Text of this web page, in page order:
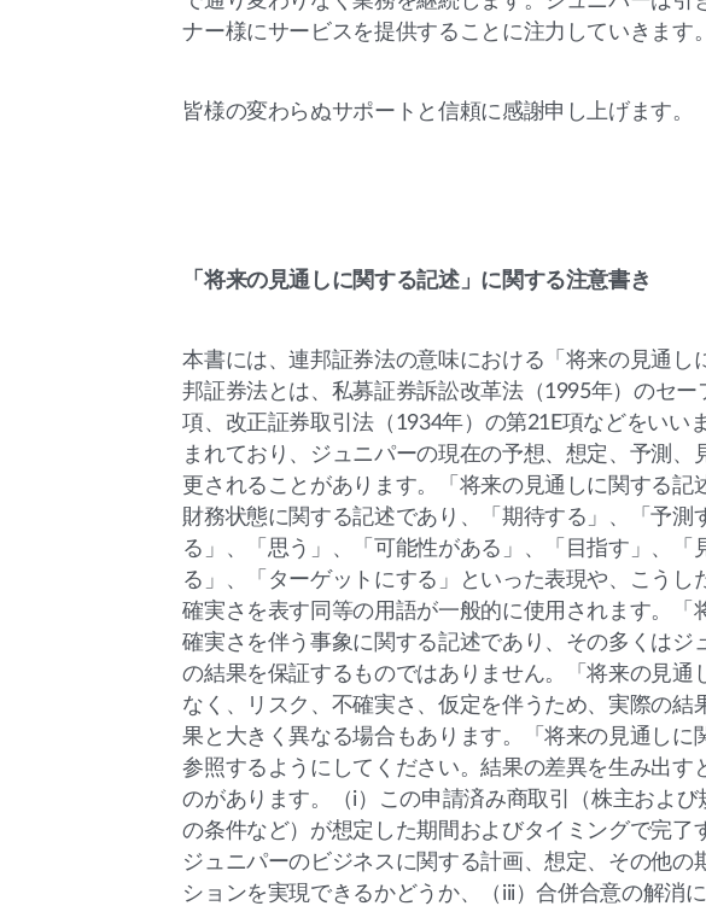
ナー様にサービスを提供することに注力していきます。
皆様の変わらぬサポートと信頼に感謝申し上げます。
「将来の見通しに関する記述」に関する注意書き
本書には、連邦証券法の意味における「将来の見通
邦証券法とは、私募証券訴訟改革法（1995年）のセ
項、改正証券取引法（1934年）の第21E項などをい
まれており、ジュニパーの現在の予想、想定、予測
更されることがあります。「将来の見通しに関する記
財務状態に関する記述であり、「期待する」、「予
る」、「思う」、「可能性がある」、「目指す」、
る」、「ターゲットにする」といった表現や、こう
確実さを表す同等の用語が一般的に使用されます。
確実さを伴う事象に関する記述であり、その多くは
の結果を保証するものではありません。「将来の見
なく、リスク、不確実さ、仮定を伴うため、実際の
果と大きく異なる場合もあります。「将来の見通し
参照するようにしてください。結果の差異を生み出
のがあります。（i）この申請済み商取引（株主およ
の条件など）が想定した期間およびタイミングで完了
ジュニパーのビジネスに関する計画、想定、その他
ションを実現できるかどうか、（iii）合併合意の解消